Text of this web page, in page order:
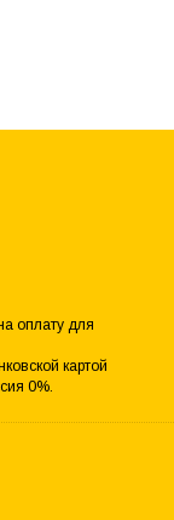
оплату для
картой
0%.